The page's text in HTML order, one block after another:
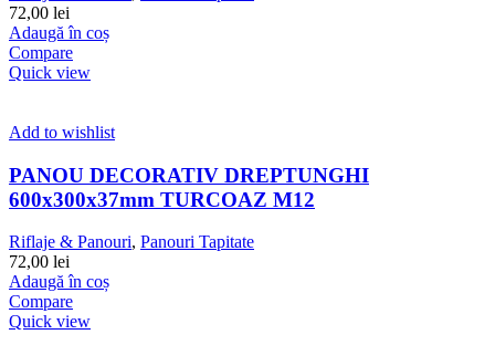
72,00 lei
Adaugă în coș
Compare
Quick view
Add to wishlist
PANOU DECORATIV DREPTUNGHI
600x300x37mm TURCOAZ M12
Riflaje & Panouri, Panouri Tapitate
72,00 lei
Adaugă în coș
Compare
Quick view